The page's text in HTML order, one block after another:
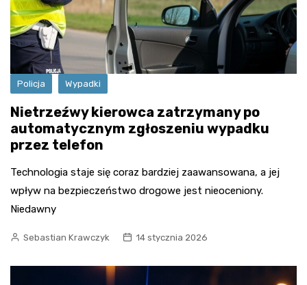
Policja Wypadki
Nietrzeźwy kierowca zatrzymany po
automatycznym zgłoszeniu wypadku
przez telefon
Technologia staje się coraz bardziej zaawansowana, a jej
wpływ na bezpieczeństwo drogowe jest nieoceniony.
Niedawny
Sebastian Krawczyk 14 stycznia 2026